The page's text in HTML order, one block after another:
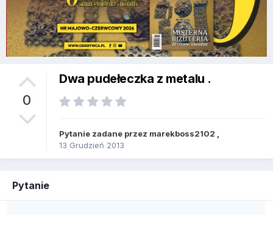
0
Dwa pudełeczka z metalu .
Pytanie zadane przez marekboss2102
13 Grudzień 2013
Pytanie